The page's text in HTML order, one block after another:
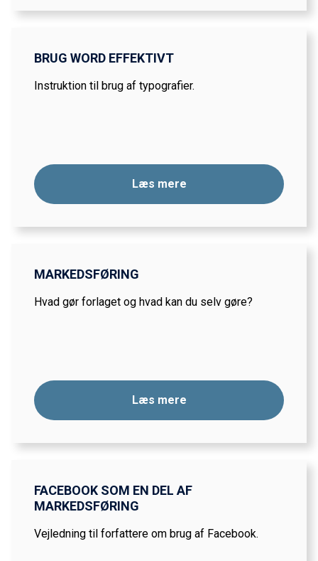
BRUG WORD EFFEKTIVT
Instruktion til brug af typografier.
Læs mere
MARKEDSFØRING
Hvad gør forlaget og hvad kan du selv gøre?
Læs mere
FACEBOOK SOM EN DEL AF
MARKEDSFØRING
Vejledning til forfattere om brug af Facebook.